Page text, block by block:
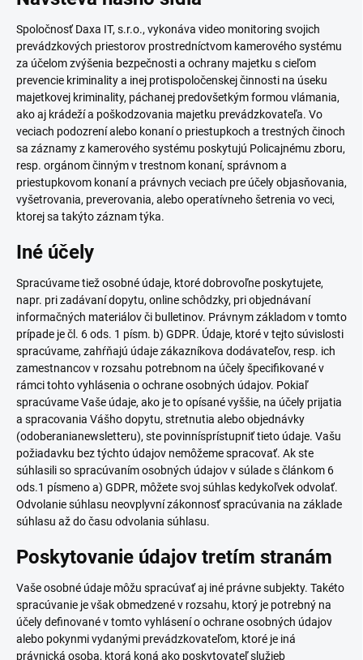
Spoločnosť Daxa IT, s.r.o., vykonáva video monitoring svojich
prevádzkových priestorov prostredníctvom kamerového systému
za účelom zvýšenia bezpečnosti a ochrany majetku s cieľom
prevencie kriminality a inej protispoločenskej činnosti na úseku
majetkovej kriminality, páchanej predovšetkým formou vlámania,
ako aj krádeží a poškodzovania majetku prevádzkovateľa. Vo
veciach podozrení alebo konaní o priestupkoch a trestných činoch
sa záznamy z kamerového systému poskytujú Policajnému zboru,
resp. orgánom činným v trestnom konaní, správnom a
priestupkovom konaní a právnych veciach pre účely objasňovania,
vyšetrovania, preverovania, alebo operatívneho šetrenia vo veci,
ktorej sa takýto záznam týka.
Iné účely
Spracúvame tiež osobné údaje, ktoré dobrovoľne poskytujete,
napr. pri zadávaní dopytu, online schôdzky, pri objednávaní
informačných materiálov či bulletinov. Právnym základom v tomto
prípade je čl. 6 ods. 1 písm. b) GDPR. Údaje, ktoré v tejto súvislosti
spracúvame, zahŕňajú údaje zákazníkova dodávateľov, resp. ich
zamestnancov v rozsahu potrebnom na účely špecifikované v
rámci tohto vyhlásenia o ochrane osobných údajov. Pokiaľ
spracúvame Vaše údaje, ako je to opísané vyššie, na účely prijatia
a spracovania Vášho dopytu, stretnutia alebo objednávky
(odoberanianewsletteru), ste povinnísprístupniť tieto údaje. Vašu
požiadavku bez týchto údajov nemôžeme spracovať. Ak ste
súhlasili so spracúvaním osobných údajov v súlade s článkom 6
ods.1 písmeno a) GDPR, môžete svoj súhlas kedykoľvek odvolať.
Odvolanie súhlasu neovplyvní zákonnosť spracúvania na základe
súhlasu až do času odvolania súhlasu.
Poskytovanie údajov tretím stranám
Vaše osobné údaje môžu spracúvať aj iné právne subjekty. Takéto
spracúvanie je však obmedzené v rozsahu, ktorý je potrebný na
účely definované v tomto vyhlásení o ochrane osobných údajov
alebo pokynmi vydanými prevádzkovateľom, ktoré je iná
právnická osoba, ktorá koná ako poskytovateľ služieb